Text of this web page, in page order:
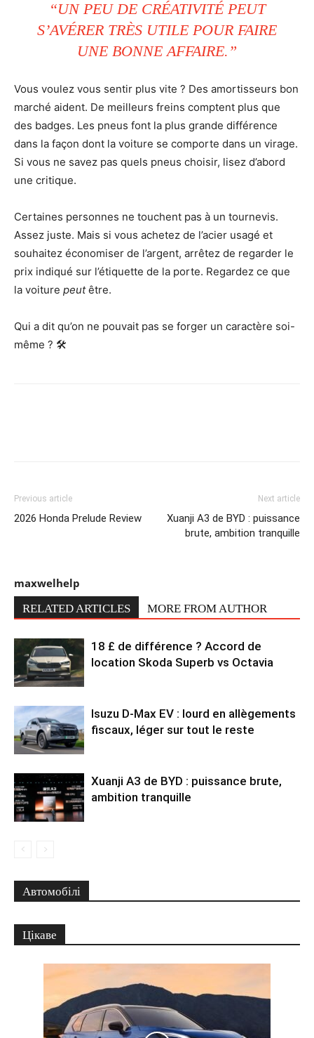
“UN PEU DE CRÉATIVITÉ PEUT
S’AVÉRER TRÈS UTILE POUR FAIRE
UNE BONNE AFFAIRE.”
Vous voulez vous sentir plus vite ? Des amortisseurs bon
marché aident. De meilleurs freins comptent plus que
des badges. Les pneus font la plus grande différence
dans la façon dont la voiture se comporte dans un virage.
Si vous ne savez pas quels pneus choisir, lisez d’abord
une critique.
Certaines personnes ne touchent pas à un tournevis.
Assez juste. Mais si vous achetez de l’acier usagé et
souhaitez économiser de l’argent, arrêtez de regarder le
prix indiqué sur l’étiquette de la porte. Regardez ce que
la voiture peutêtre.
Qui a dit qu’on ne pouvait pas se forger un caractère soi-
même ? 🛠️
Previous article
2026 Honda Prelude Review
Next article
Xuanji A3 de BYD : puissance
brute, ambition tranquille
maxwelhelp
RELATED ARTICLES MORE FROM AUTHOR
18 £ de différence ? Accord de
location Skoda Superb vs Octavia
Isuzu D-Max EV : lourd en allègements
fiscaux, léger sur tout le reste
Xuanji A3 de BYD : puissance brute,
ambition tranquille
Автомобілі
Цікаве